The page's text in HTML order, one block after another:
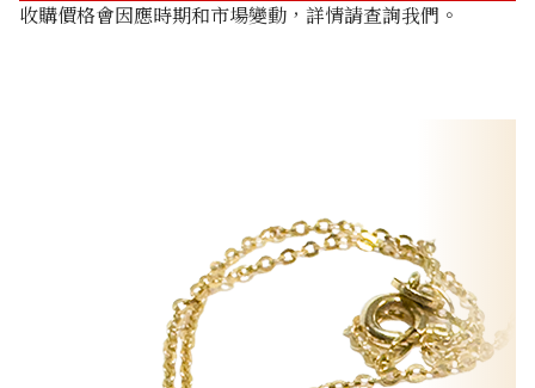
收購價格會因應時期和市場變動，詳情請查詢我們。